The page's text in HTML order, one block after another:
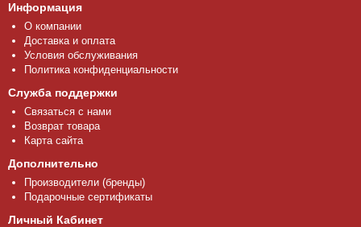
Информация
О компании
Доставка и оплата
Условия обслуживания
Политика конфиденциальности
Служба поддержки
Связаться с нами
Возврат товара
Карта сайта
Дополнительно
Производители (бренды)
Подарочные сертификаты
Личный Кабинет